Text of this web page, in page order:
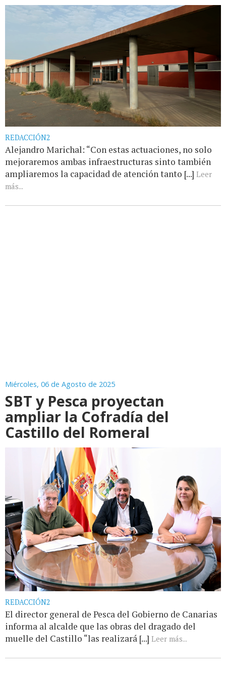
REDACCIÓN2
Alejandro Marichal: “Con estas actuaciones, no solo
mejoraremos ambas infraestructuras sinto también
ampliaremos la capacidad de atención tanto [...] Leer
más...
Miércoles, 06 de Agosto de 2025
SBT y Pesca proyectan
ampliar la Cofradía del
Castillo del Romeral
REDACCIÓN2
El director general de Pesca del Gobierno de Canarias
informa al alcalde que las obras del dragado del
muelle del Castillo “las realizará [...] Leer más...